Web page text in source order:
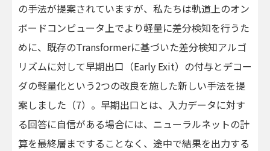
の手法が提案されていますが、私たちは軌道上のオン
ボードコンピュータ上でより軽量に差分検知を行うた
めに、既存のTransformerに基づいた差分検知アルゴ
リズムに対して早期出口（Early Exit）の付与とデコー
ダの軽量化という2つの改良を施した新しい手法を提
案しました（7）。早期出口とは、入力データに対す
る回答に自信がある場合には、ニューラルネットの計
算を最終層まですることなく、途中で結果を出力する